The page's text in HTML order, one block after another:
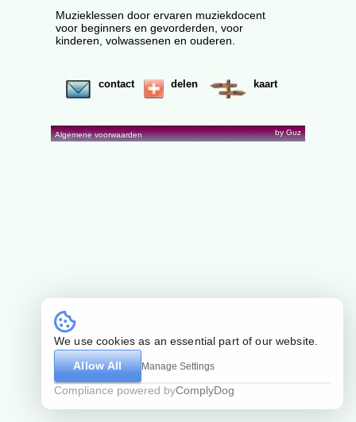
Muzieklessen door ervaren muziekdocent
voor beginners en gevorderden, voor
kinderen, volwassenen en ouderen.
contact delen kaart
Algemene voorwaarden by Guz
We use cookies as an essential part of our website.
Allow All
Manage Settings
Compliance powered byComplyDog